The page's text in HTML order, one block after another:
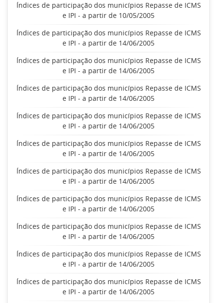
Índices de participação dos municípios Repasse de ICMS
e IPI - a partir de 10/05/2005
Índices de participação dos municípios Repasse de ICMS
e IPI - a partir de 14/06/2005
Índices de participação dos municípios Repasse de ICMS
e IPI - a partir de 14/06/2005
Índices de participação dos municípios Repasse de ICMS
e IPI - a partir de 14/06/2005
Índices de participação dos municípios Repasse de ICMS
e IPI - a partir de 14/06/2005
Índices de participação dos municípios Repasse de ICMS
e IPI - a partir de 14/06/2005
Índices de participação dos municípios Repasse de ICMS
e IPI - a partir de 14/06/2005
Índices de participação dos municípios Repasse de ICMS
e IPI - a partir de 14/06/2005
Índices de participação dos municípios Repasse de ICMS
e IPI - a partir de 14/06/2005
Índices de participação dos municípios Repasse de ICMS
e IPI - a partir de 14/06/2005
Índices de participação dos municípios Repasse de ICMS
e IPI - a partir de 14/06/2005